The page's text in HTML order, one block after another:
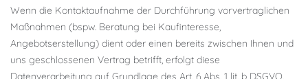
Wenn die Kontaktaufnahme der Durchführung vorvertraglichen
Maßnahmen (bspw. Beratung bei Kaufinteresse,
Angebotserstellung) dient oder einen bereits zwischen Ihnen und
uns geschlossenen Vertrag betrifft, erfolgt diese
Datenverarbeitung auf Grundlage des Art. 6 Abs. 1 lit. b DSGVO.